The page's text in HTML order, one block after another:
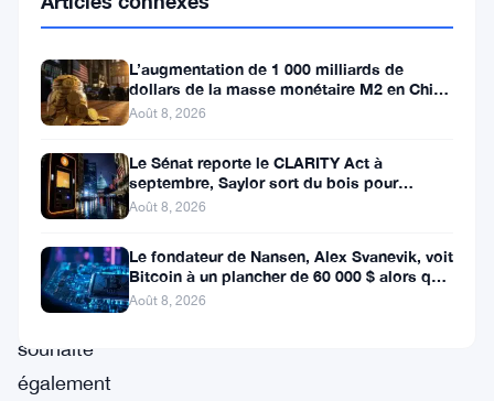
Consensus
qu’il
n’est
puriste
XRP
souhaite
également
L’augmentation de 1 000 milliards de
dollars de la masse monétaire M2 en Chine
laisse les traders de Bitcoin
Août 8, 2026
Le Sénat reporte le CLARITY Act à
septembre, Saylor sort du bois pour
Bitcoin
Août 8, 2026
Le fondateur de Nansen, Alex Svanevik, voit
Bitcoin à un plancher de 60 000 $ alors que
les actifs tokenisés
Août 8, 2026